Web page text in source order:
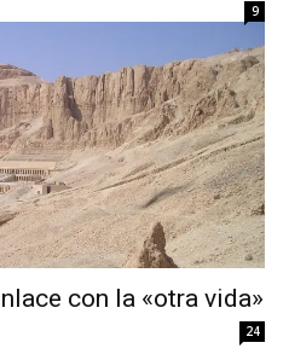
9
con la «otra vida»
24